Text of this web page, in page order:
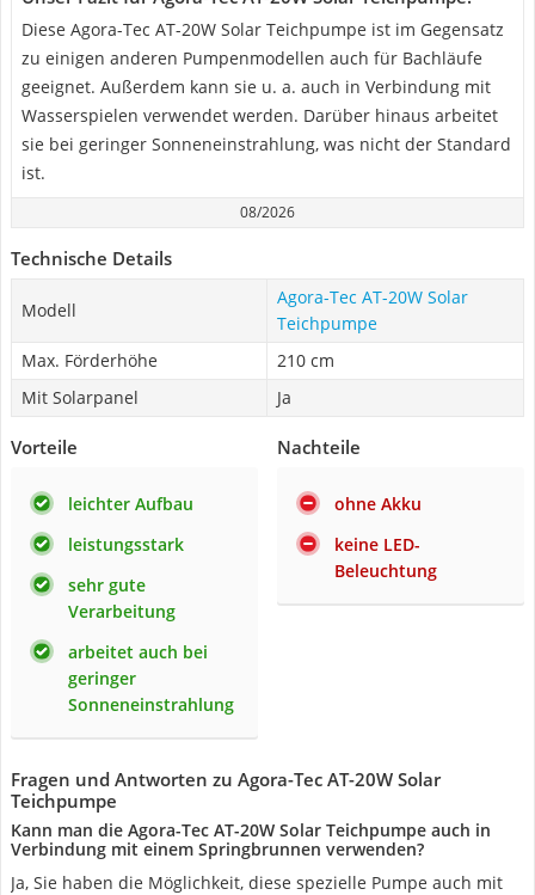
Diese Agora-Tec AT-20W Solar Teichpumpe ist im Gegensatz
zu einigen anderen Pumpenmodellen auch für Bachläufe
geeignet. Außerdem kann sie u. a. auch in Verbindung mit
Wasserspielen verwendet werden. Darüber hinaus arbeitet
sie bei geringer Sonneneinstrahlung, was nicht der Standard
ist.
08/2026
Technische Details
Modell
Agora-Tec AT-20W Solar
Teichpumpe
Max. Förderhöhe
210 cm
Mit Solarpanel
Ja
Vorteile
leichter Aufbau
leistungsstark
sehr gute
Verarbeitung
arbeitet auch bei
geringer
Sonneneinstrahlung
Nachteile
ohne Akku
keine LED-
Beleuchtung
Fragen und Antworten zu Agora-Tec AT-20W Solar
Teichpumpe
Kann man die Agora-Tec AT-20W Solar Teichpumpe auch in
Verbindung mit einem Springbrunnen verwenden?
Ja, Sie haben die Möglichkeit, diese spezielle Pumpe auch mit